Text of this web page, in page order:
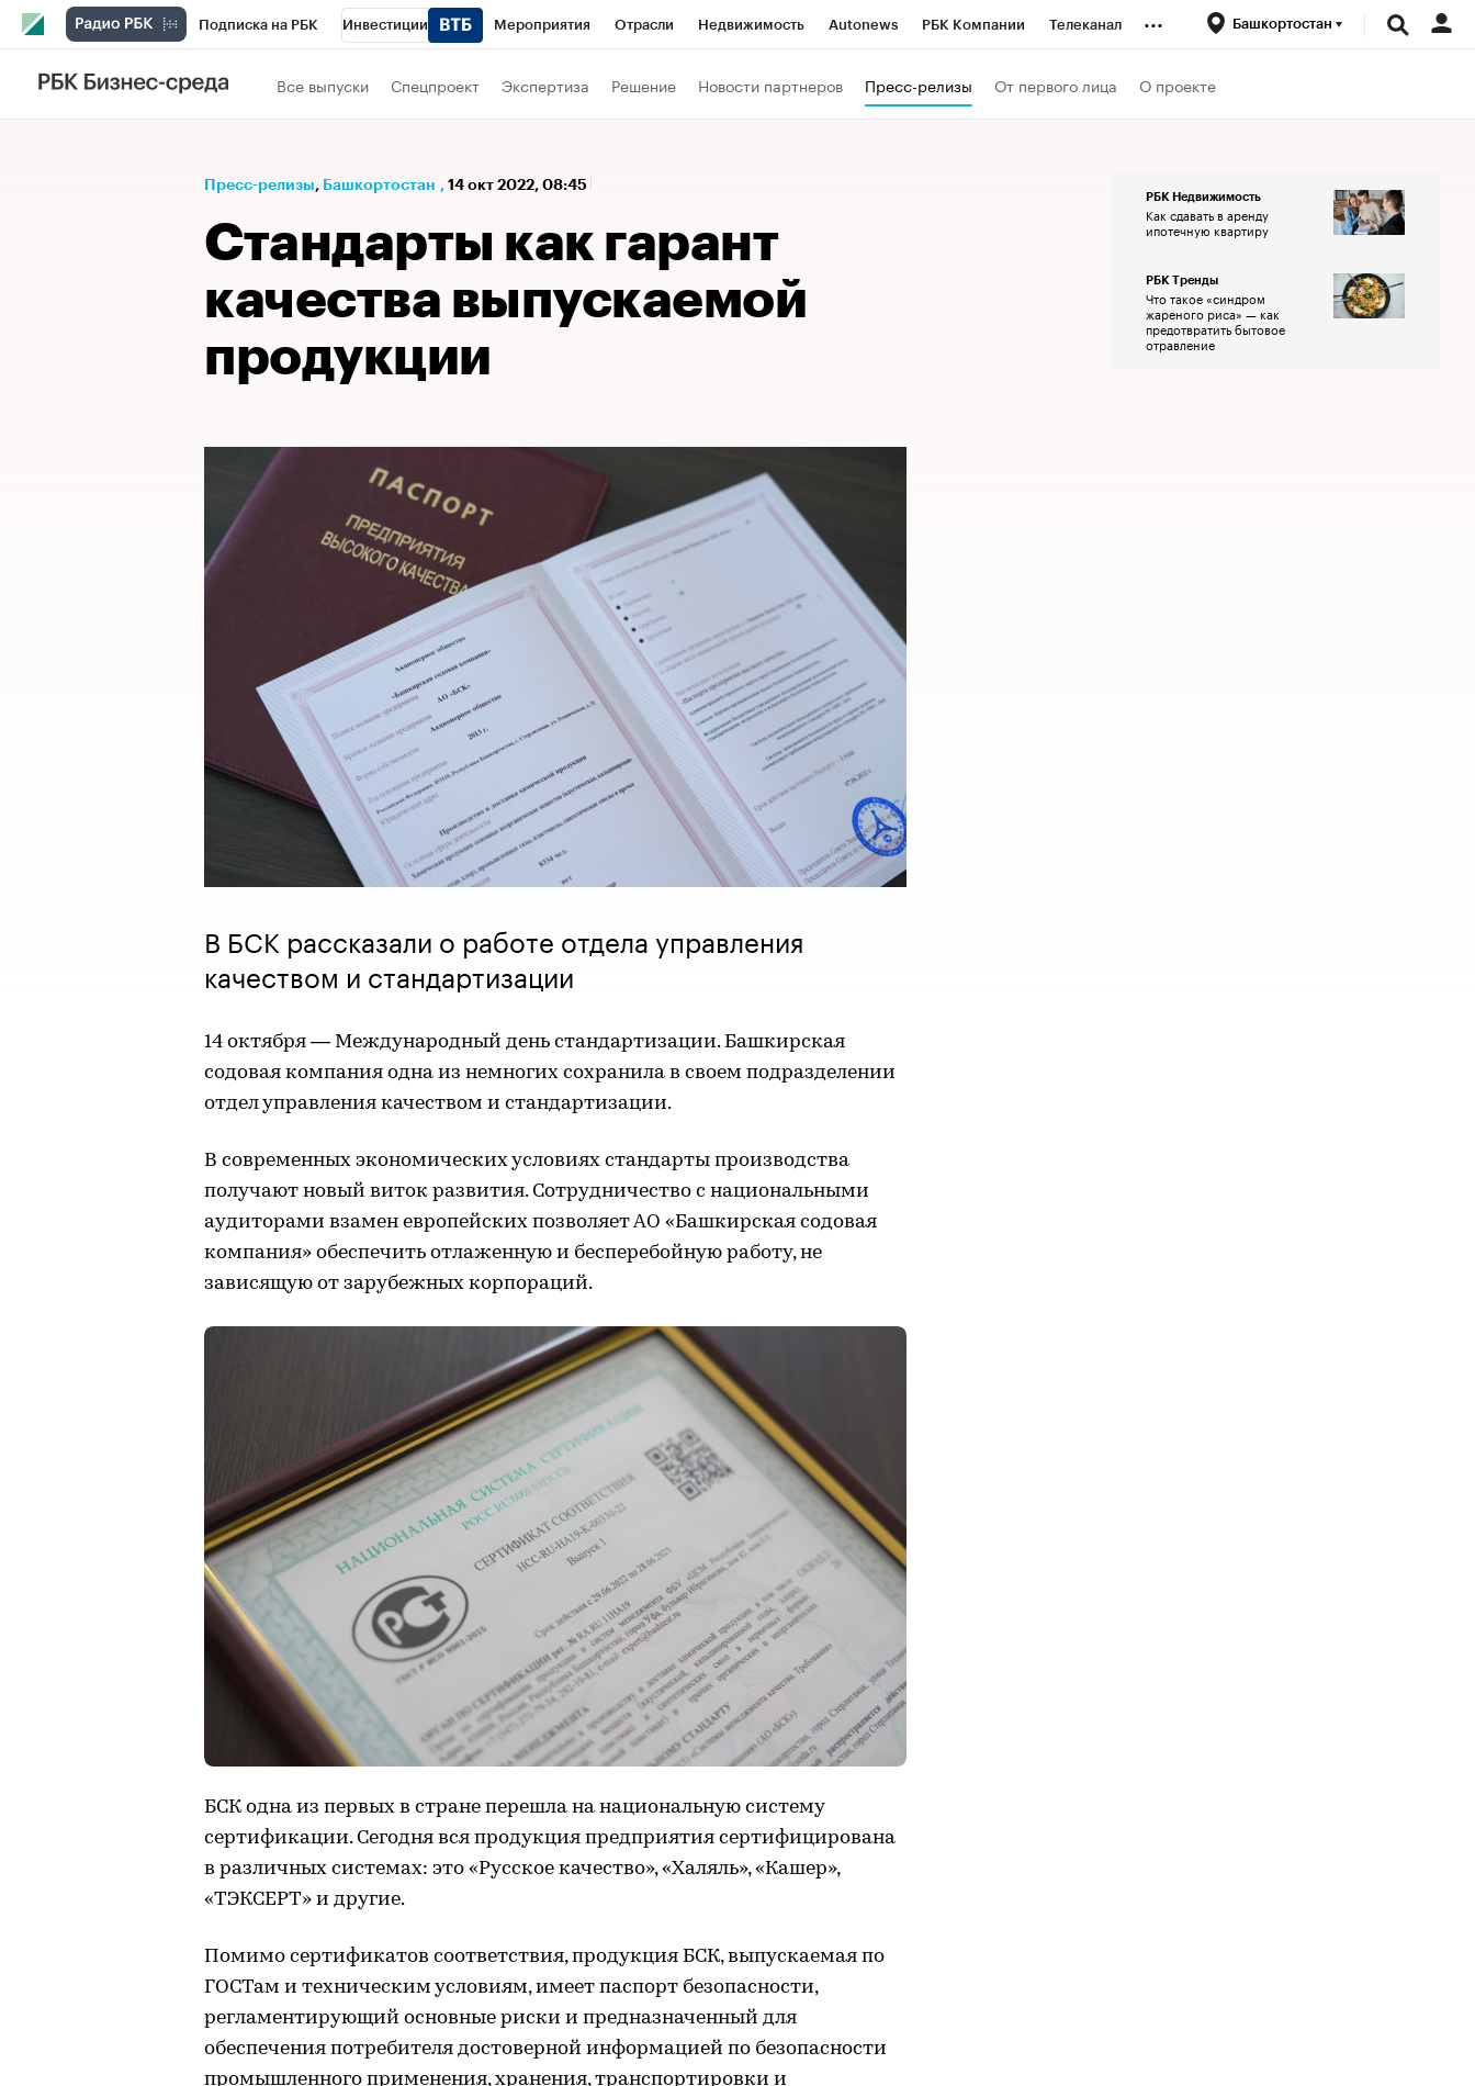
Подписка на РБК Инвестиции Мероприятия Отрасли Недвижимость Autonews РБК Компании Телеканал
РБК Вино
Проверка контрагентов
... Башкортостан
Все выпуски Спецпроект Экспертиза Решение Новости партнеров Пресс-релизы От первого лица О проекте
Пресс-релизы⁠, Башкортостан , 14 окт 2022, 08:45
Стандарты как гарант
качества выпускаемой
продукции
В БСК рассказали о работе отдела управления
качеством и стандартизации
14 октября — Международный день стандартизации. Башкирская
содовая компания одна из немногих сохранила в своем подразделении
отдел управления качеством и стандартизации.
В современных экономических условиях стандарты производства
получают новый виток развития. Сотрудничество с национальными
аудиторами взамен европейских позволяет АО «Башкирская содовая
компания» обеспечить отлаженную и бесперебойную работу, не
зависящую от зарубежных корпораций.
БСК одна из первых в стране перешла на национальную систему
сертификации. Сегодня вся продукция предприятия сертифицирована
в различных системах: это «Русское качество», «Халяль», «Кашер»,
«ТЭКСЕРТ» и другие.
Помимо сертификатов соответствия, продукция БСК, выпускаемая по
ГОСТам и техническим условиям, имеет паспорт безопасности,
регламентирующий основные риски и предназначенный для
обеспечения потребителя достоверной информацией по безопасности
промышленного применения, хранения, транспортировки и
РБК Недвижимость
Как сдавать в аренду
ипотечную квартиру
РБК Тренды
Что такое «синдром
жареного риса» — как
предотвратить бытовое
отравление